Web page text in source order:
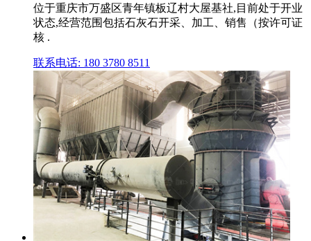
位于重庆市万盛区青年镇板辽村大屋基社,目前处于开业
状态,经营范围包括石灰石开采、加工、销售（按许可证
核 .
联系电话: 180 3780 8511